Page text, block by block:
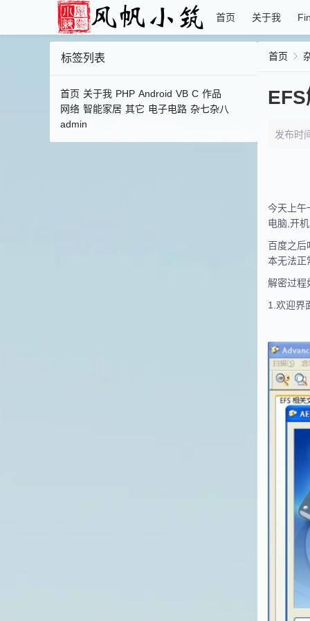
首页 关于我
标签列表
首页 关于我 PHP Android VB C 作品
网络 智能家居 其它 电子电路 杂七杂八
admin
首页
发布时
今天上午
电脑,开
百度之后
本无法正
解密过程
1.欢迎界